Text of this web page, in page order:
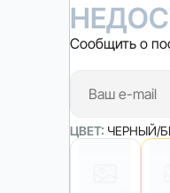
Сообщить о
ЦВЕТ: ЧЕРНЫЙ/